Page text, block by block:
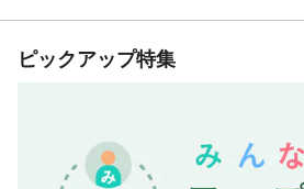
ピックアップ特集